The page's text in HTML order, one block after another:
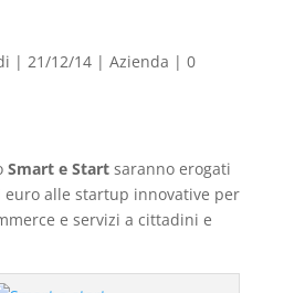
| 21/12/14| Azienda | 0
Smart e Startsaranno erogati
alle startup innovative per
e servizi a cittadini e